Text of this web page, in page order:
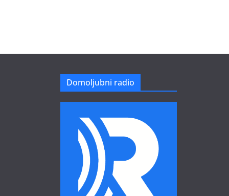
Domoljubni radio